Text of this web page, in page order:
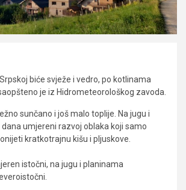
biće svježe i vedro, po kotlinama
je iz Hidrometeorološkog zavoda.
sunčano i još malo toplije. Na jugu i
umjereni razvoj oblaka koji samo
kratkotrajnu kišu i pljuskove.
istočni, na jugu i planinama